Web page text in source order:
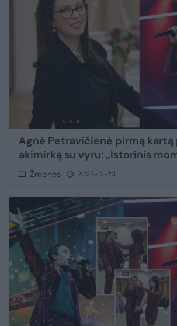
Agnė Petravičienė pirmą kartą
akimirką su vyru: „Istorinis
Žmonės 2025-12-23